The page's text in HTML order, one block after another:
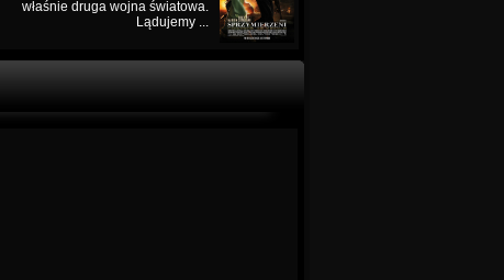
właśnie druga wojna światowa.
Lądujemy ...